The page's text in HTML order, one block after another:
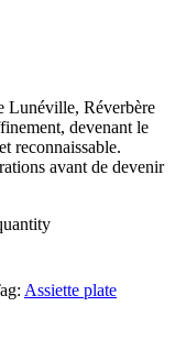
Lunéville, Réverbère
devenant le
reconnaissable.
avant de devenir
Assiette plate